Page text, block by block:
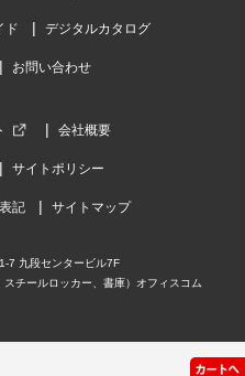
ド デジタルカタログ
お問い合わせ
会社概要
サイトポリシー
記 サイトマップ
7 九段センタービル7F
チールロッカー、書庫）オフィスコム